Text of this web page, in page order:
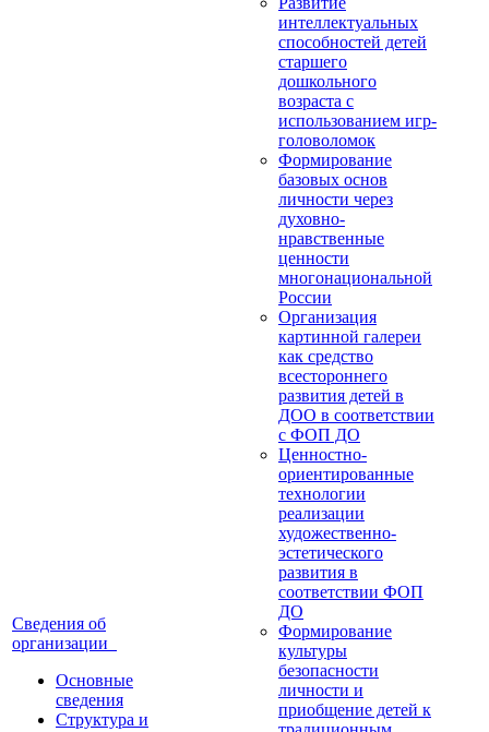
Сведения об
организации
Основные
сведения
Структура и
интеллектуальных
способностей детей
старшего
дошкольного
возраста с
использованием игр-
головоломок
Формирование
базовых основ
личности через
духовно-
нравственные
ценности
многонациональной
России
Организация
картинной галереи
как средство
всестороннего
развития детей в
ДОО в соответствии
с ФОП ДО
Ценностно-
ориентированные
технологии
реализации
художественно-
эстетического
развития в
соответствии ФОП
ДО
Формирование
культуры
безопасности
личности и
приобщение детей к